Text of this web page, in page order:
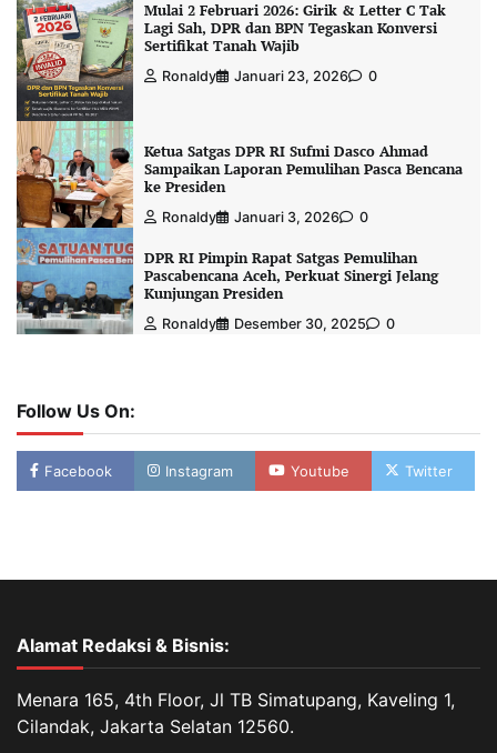
Mulai 2 Februari 2026: Girik & Letter C Tak
Lagi Sah, DPR dan BPN Tegaskan Konversi
Sertifikat Tanah Wajib
Ronaldy Januari 23, 2026 0
Ketua Satgas DPR RI Sufmi Dasco Ahmad
Sampaikan Laporan Pemulihan Pasca Bencana
ke Presiden
Ronaldy Januari 3, 2026 0
DPR RI Pimpin Rapat Satgas Pemulihan
Pascabencana Aceh, Perkuat Sinergi Jelang
Kunjungan Presiden
Ronaldy Desember 30, 2025 0
Follow Us On:
Facebook Instagram Youtube Twitter
Alamat Redaksi & Bisnis:
Menara 165, 4th Floor, Jl TB Simatupang, Kaveling 1,
Cilandak, Jakarta Selatan 12560.